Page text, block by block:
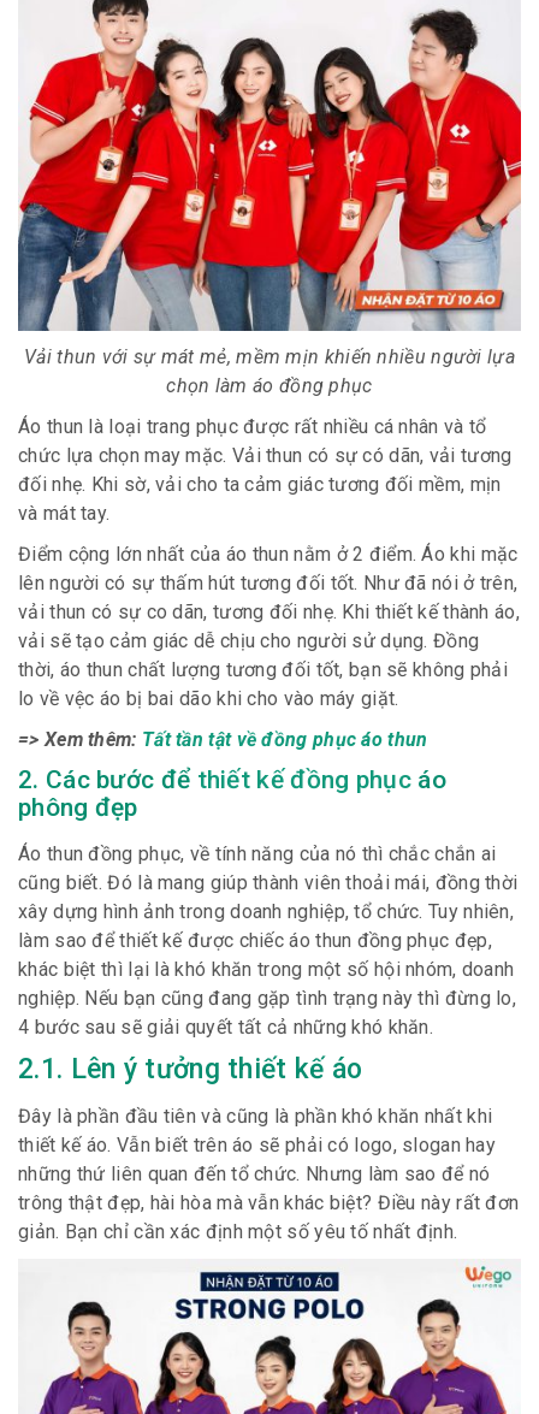
Vải thun với sự mát mẻ, mềm mịn khiến nhiều người lựa
chọn làm áo đồng phục
Áo thun là loại trang phục được rất nhiều cá nhân và tổ
chức lựa chọn may mặc. Vải thun có sự có dãn, vải tương
đối nhẹ. Khi sờ, vải cho ta cảm giác tương đối mềm, mịn
và mát tay.
Điểm cộng lớn nhất của áo thun nằm ở 2 điểm. Áo khi mặc
lên người có sự thấm hút tương đối tốt. Như đã nói ở trên,
vải thun có sự co dãn, tương đối nhẹ. Khi thiết kế thành áo,
vải sẽ tạo cảm giác dễ chịu cho người sử dụng. Đồng
thời, áo thun chất lượng tương đối tốt, bạn sẽ không phải
lo về vệc áo bị bai dão khi cho vào máy giặt.
=> Xem thêm: Tất tần tật về đồng phục áo thun
2. Các bước để thiết kế đồng phụcáo
phông đẹp
Áo thun đồng phục, về tính năng của nó thì chắc chắn ai
cũng biết. Đó là mang giúp thành viên thoải mái, đồng thời
xây dựng hình ảnh trong doanh nghiệp, tổ chức. Tuy nhiên,
làm sao để thiết kế được chiếc áo thun đồng phục đẹp,
khác biệt thì lại là khó khăn trong một số hội nhóm, doanh
nghiệp. Nếu bạn cũng đang gặp tình trạng này thì đừng lo,
4 bước sau sẽ giải quyết tất cả những khó khăn.
2.1. Lên ý tưởng thiết kế áo
Đây là phần đầu tiên và cũng là phần khó khăn nhất khi
thiết kế áo. Vẫn biết trên áo sẽ phải có logo, slogan hay
những thứ liên quan đến tổ chức. Nhưng làm sao để nó
trông thật đẹp, hài hòa mà vẫn khác biệt? Điều này rất đơn
giản. Bạn chỉ cần xác định một số yêu tố nhất định.